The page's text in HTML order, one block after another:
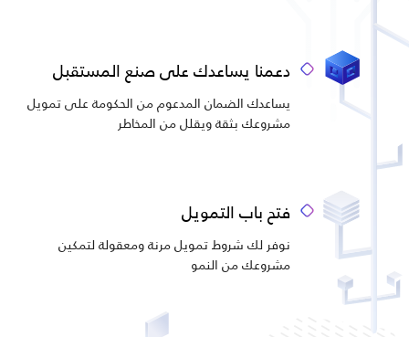
دعمنا يساعدك على صنع المستقبل
يساعدك الضمان المدعوم من الحكومة على تمويل
مشروعك بثقة ويقلل من المخاطر
فتح باب التمويل
نوفر لك شروط تمويل مرنة ومعقولة لتمكين
مشروعك من النمو